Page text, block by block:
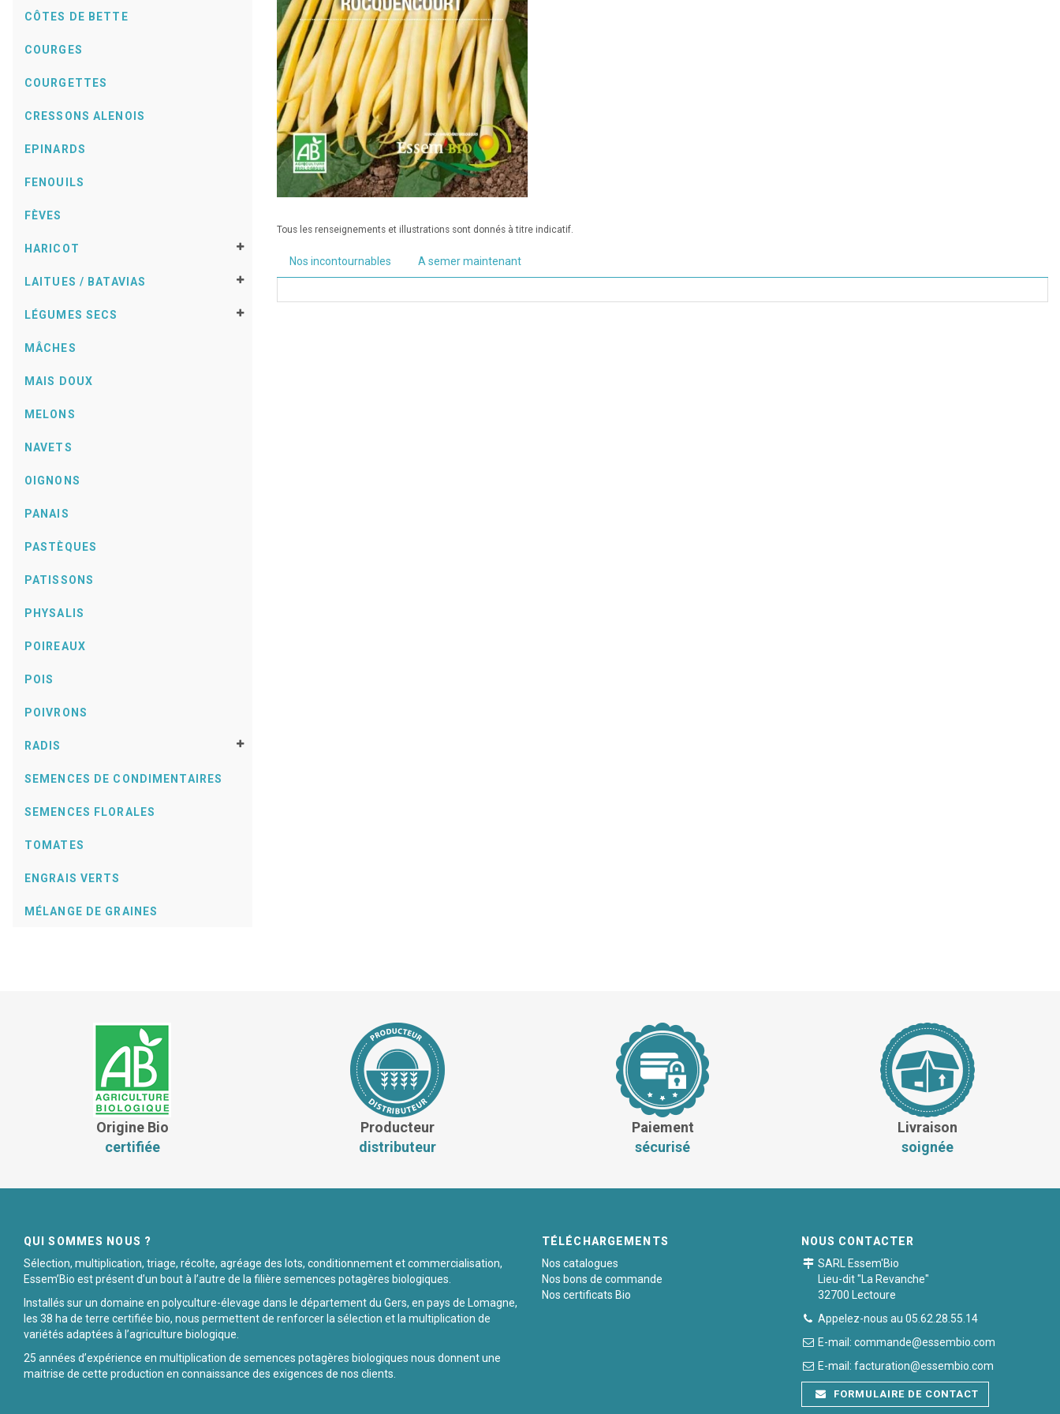
CÔTES DE BETTE
COURGES
COURGETTES
CRESSONS ALENOIS
EPINARDS
FENOUILS
FÈVES
HARICOT
LAITUES / BATAVIAS
LÉGUMES SECS
MÂCHES
MAIS DOUX
MELONS
NAVETS
OIGNONS
PANAIS
PASTÈQUES
PATISSONS
PHYSALIS
POIREAUX
POIS
POIVRONS
RADIS
SEMENCES DE CONDIMENTAIRES
SEMENCES FLORALES
TOMATES
ENGRAIS VERTS
MÉLANGE DE GRAINES
Tous les renseignements et illustrations sont donnés à titre indicatif.
Nos incontournables A semer maintenant
Origine Bio
certifiée
Producteur
distributeur
Paiement
sécurisé
Livraison
soignée
QUI SOMMES NOUS ?
Sélection, multiplication, triage, récolte, agréage des lots, conditionnement et commercialisation,
Essem’Bio est présent d’un bout à l’autre de la filière semences potagères biologiques.
Installés sur un domaine en polyculture-élevage dans le département du Gers, en pays de Lomagne,
les 38 ha de terre certifiée bio, nous permettent de renforcer la sélection et la multiplication de
variétés adaptées à l’agriculture biologique.
25 années d’expérience en multiplication de semences potagères biologiques nous donnent une
maitrise de cette production en connaissance des exigences de nos clients.
TÉLÉCHARGEMENTS
Nos catalogues
Nos bons de commande
Nos certificats Bio
NOUS CONTACTER
SARL Essem'Bio
Lieu-dit "La Revanche"
32700 Lectoure
Appelez-nous au 05.62.28.55.14
E-mail: commande@essembio.com
E-mail: facturation@essembio.com
FORMULAIRE DE CONTACT